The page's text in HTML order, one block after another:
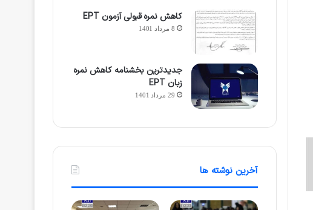
کاهش نمره قبولی آزمون EPT
8 مرداد 1401
جدیدترین بخشنامه کاهش نمره
زبان EPT
29 مرداد 1401
آخرین نوشته ها